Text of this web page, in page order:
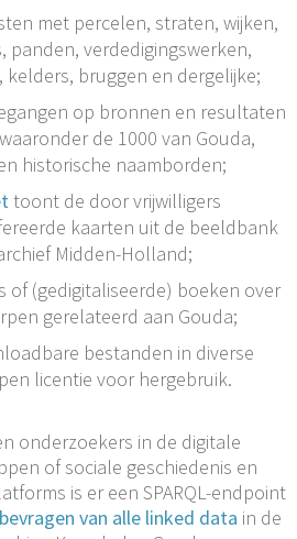
met percelen, straten, wijken,
panden, verdedigingswerken,
bruggen en dergelijke;
op bronnen en resultaten
de 1000 van Gouda,
historische naamborden;
toont de door vrijwilligers
kaarten uit de beeldbank
Midden-Holland;
of (gedigitaliseerde) boeken over
gerelateerd aan Gouda;
bestanden in diverse
licentie voor hergebruik.
onderzoekers in de digitale
of sociale geschiedenis en
is er een SPARQL-endpoint
bevragen van alle linked data in de